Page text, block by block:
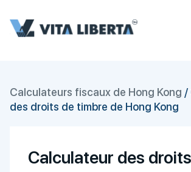
Calculateurs fiscaux de Hong Kong /
des droits de timbre de Hong Kong
Calculateur des